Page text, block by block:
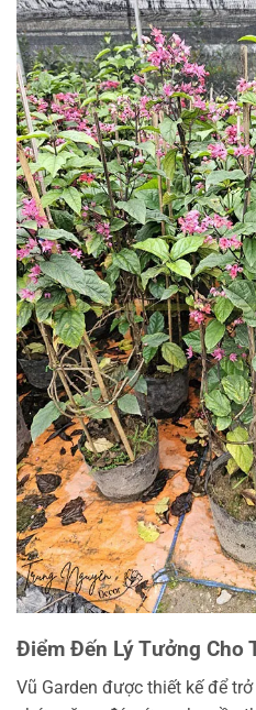
Điểm Đến Lý Tưởng Cho
Vũ Garden được thiết kế để